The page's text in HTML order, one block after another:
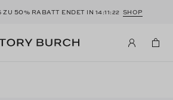
ZU 50% RABATT ENDET IN 14:11:22 SHOP